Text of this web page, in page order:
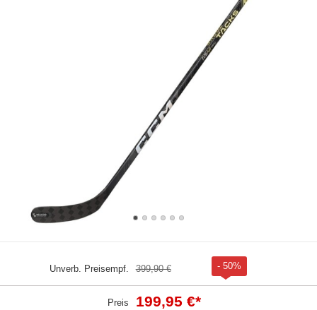
Unverb. Preisempf. 399,90 € - 50%
Preis 199,95 €*